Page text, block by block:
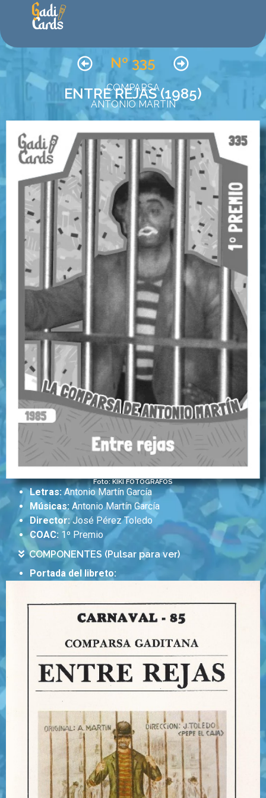
Nº 335
COMPARSA
ENTRE REJAS (1985)
ANTONIO MARTÍN
Foto: KIKI FOTÓGRAFOS
Letras:Antonio Martín García
Músicas: Antonio Martín García
Director:José Pérez Toledo
COAC: 1º Premio
COMPONENTES (Pulsar para ver)
Portada del libreto: